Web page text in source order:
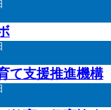
て支援推進機構